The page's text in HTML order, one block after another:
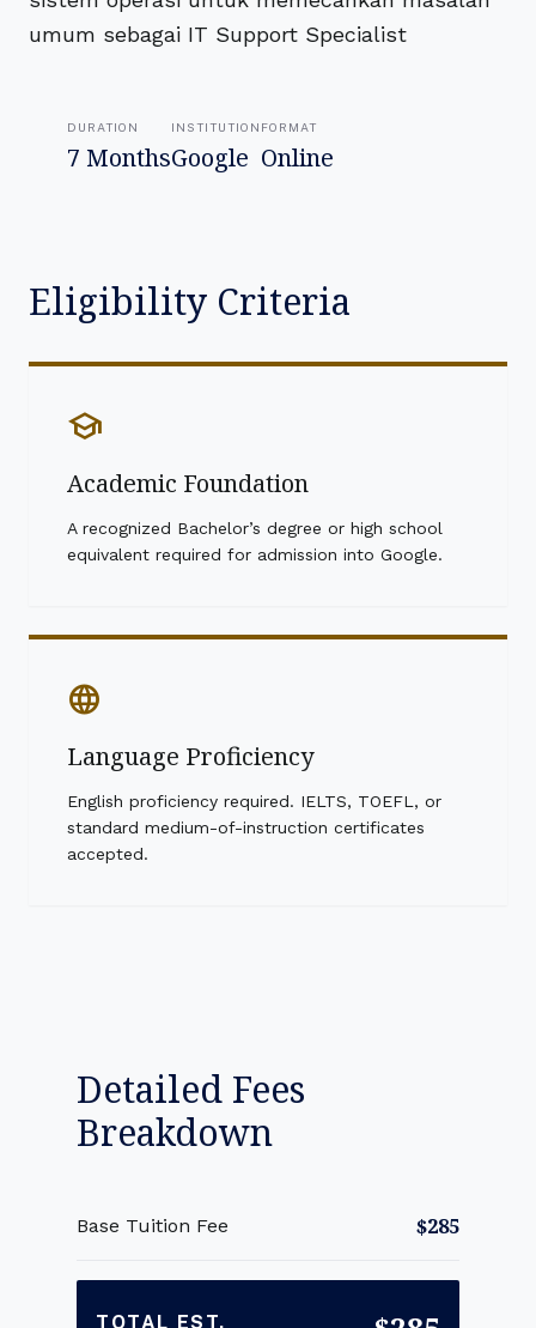
umum sebagai IT Support Specialist
DURATION
7 Months
INSTITUTION
Google
FORMAT
Online
Eligibility Criteria
school
Academic Foundation
A recognized Bachelor’s degree or high school
equivalent required for admission into Google.
language
Language Proficiency
English proficiency required. IELTS, TOEFL, or
standard medium-of-instruction certificates
accepted.
Detailed Fees
Breakdown
Base Tuition Fee $285
TOTAL EST.